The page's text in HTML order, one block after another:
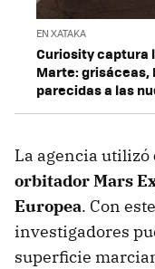
EN XATAKA
Curiosity captura
Marte:
parecidas a las
La agencia utilizó
orbitador Mars
Europea. Con
investigadores
superficie